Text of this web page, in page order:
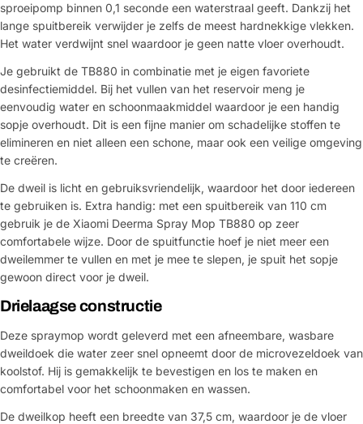
sproeipomp binnen 0,1 seconde een waterstraal geeft. Dankzij het
lange spuitbereik verwijder je zelfs de meest hardnekkige vlekken.
Het water verdwijnt snel waardoor je geen natte vloer overhoudt.
Je gebruikt de TB880 in combinatie met je eigen favoriete
desinfectiemiddel. Bij het vullen van het reservoir meng je
eenvoudig water en schoonmaakmiddel waardoor je een handig
sopje overhoudt. Dit is een fijne manier om schadelijke stoffen te
elimineren en niet alleen een schone, maar ook een veilige omgeving
te creëren.
De dweil is licht en gebruiksvriendelijk, waardoor het door iedereen
te gebruiken is. Extra handig: met een spuitbereik van 110 cm
gebruik je de Xiaomi Deerma Spray Mop TB880 op zeer
comfortabele wijze. Door de spuitfunctie hoef je niet meer een
dweilemmer te vullen en met je mee te slepen, je spuit het sopje
gewoon direct voor je dweil.
Drielaagse constructie
Deze spraymop wordt geleverd met een afneembare, wasbare
dweildoek die water zeer snel opneemt door de microvezeldoek van
koolstof. Hij is gemakkelijk te bevestigen en los te maken en
comfortabel voor het schoonmaken en wassen.
De dweilkop heeft een breedte van 37,5 cm, waardoor je de vloer